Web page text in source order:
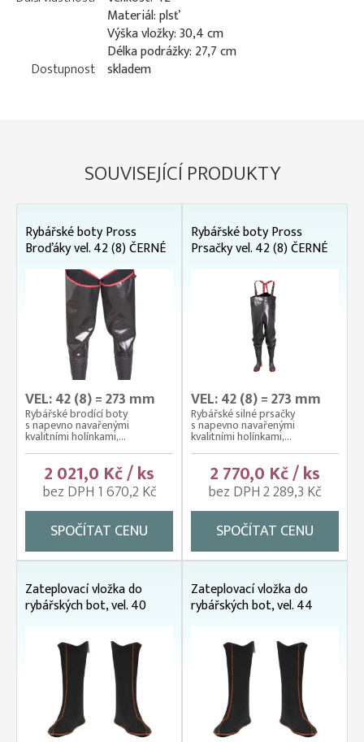
Materiál: plsť
Výška vložky: 30,4 cm
Délka podrážky: 27,7 cm
Dostupnost skladem
SOUVISEJÍCÍ PRODUKTY
Rybářské boty Pross
Broďáky vel. 42 (8) ČERNÉ
VEL: 42 (8) = 273 mm
Rybářské brodící boty
s napevno navařenými
kvalitními holínkami,...
2 021,0 Kč / ks
bez DPH 1 670,2 Kč
SPOČÍTAT CENU
Rybářské boty Pross
Prsačky vel. 42 (8) ČERNÉ
VEL: 42 (8) = 273 mm
Rybářské silné prsačky
s napevno navařenými
kvalitními holínkami,...
2 770,0 Kč / ks
bez DPH 2 289,3 Kč
SPOČÍTAT CENU
Zateplovací vložka do
rybářských bot, vel. 40
Zateplovací vložka do
rybářských bot, vel. 44